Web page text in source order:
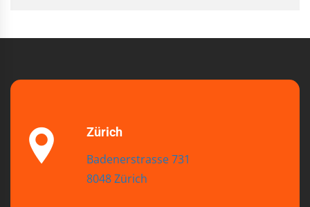
Zürich
Badenerstrasse 731
8048 Zürich